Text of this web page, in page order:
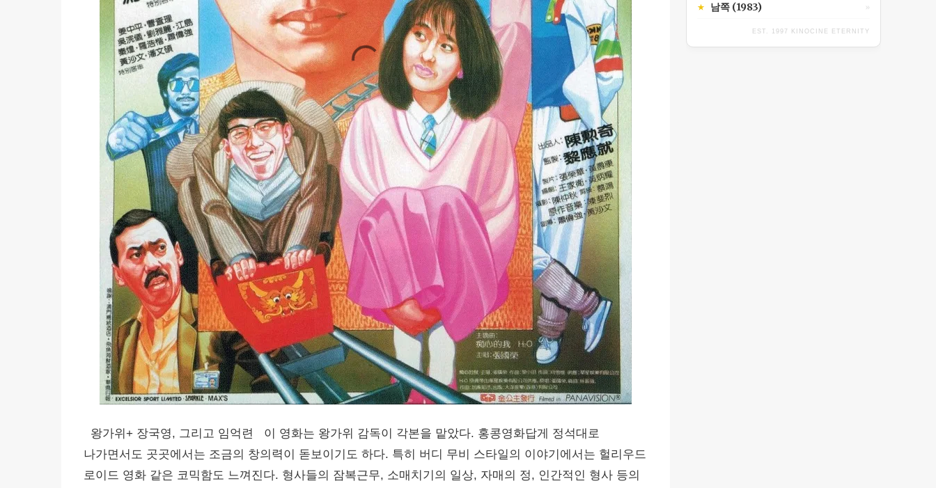
왕가위+ 장국영, 그리고 임억련 이 영화는 왕가위 감독이 각본을 맡았다. 홍콩영화답게 정석대로
나가면서도 곳곳에서는 조금의 창의력이 돋보이기도 하다. 특히 버디 무비 스타일의 이야기에서는 헐리우드
로이드 영화 같은 코믹함도 느껴진다. 형사들의 잠복근무, 소매치기의 일상, 자매의 정, 인간적인 형사 등의
★ 남쪽 (1983) »
EST. 1997 KINOCINE ETERNITY